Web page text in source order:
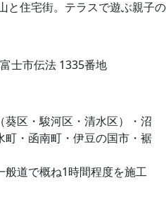
士市伝法 1335番地
区・駿河区・清水区）・沼
・函南町・伊豆の国市・裾
般道で概ね1時間程度を施工